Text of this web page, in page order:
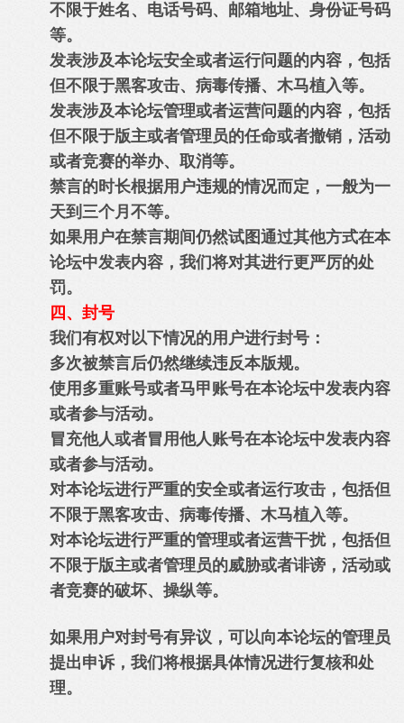
不限于姓名、电话号码、邮箱地址、身份证号码
等。
发表涉及本论坛安全或者运行问题的内容，包括
但不限于黑客攻击、病毒传播、木马植入等。
发表涉及本论坛管理或者运营问题的内容，包括
但不限于版主或者管理员的任命或者撤销，活动
或者竞赛的举办、取消等。
禁言的时长根据用户违规的情况而定，一般为一
天到三个月不等。
如果用户在禁言期间仍然试图通过其他方式在本
论坛中发表内容，我们将对其进行更严厉的处
罚。
四、封号
我们有权对以下情况的用户进行封号：
多次被禁言后仍然继续违反本版规。
使用多重账号或者马甲账号在本论坛中发表内容
或者参与活动。
冒充他人或者冒用他人账号在本论坛中发表内容
或者参与活动。
对本论坛进行严重的安全或者运行攻击，包括但
不限于黑客攻击、病毒传播、木马植入等。
对本论坛进行严重的管理或者运营干扰，包括但
不限于版主或者管理员的威胁或者诽谤，活动或
者竞赛的破坏、操纵等。
如果用户对封号有异议，可以向本论坛的管理员
提出申诉，我们将根据具体情况进行复核和处
理。